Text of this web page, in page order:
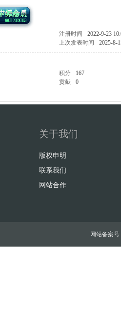
注册时间
2022-9-23
上次发表时间 2025-8-
积分
167
贡献 0
关于我们
版权申明
联系我们
网站合作
网站备案号